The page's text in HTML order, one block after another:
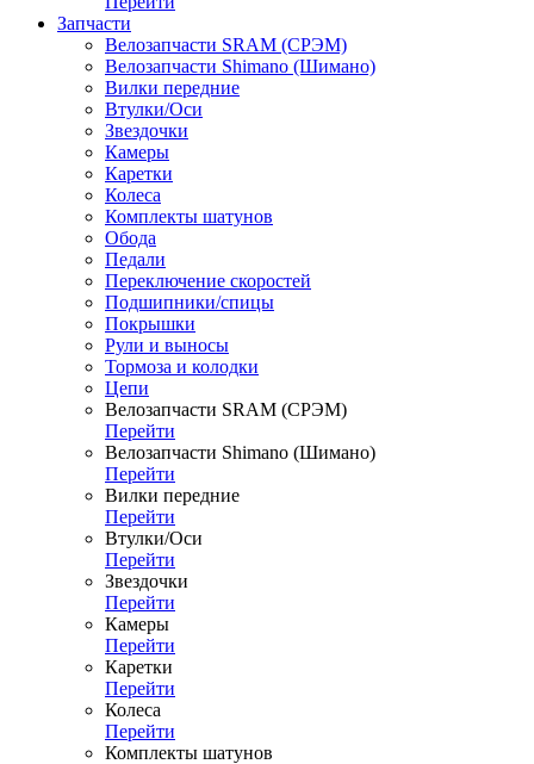
Запчасти
Велозапчасти SRAM (СРЭМ)
Велозапчасти Shimano (Шимано)
Вилки передние
Втулки/Оси
Звездочки
Камеры
Каретки
Колеса
Комплекты шатунов
Обода
Педали
Переключение скоростей
Подшипники/спицы
Покрышки
Рули и выносы
Тормоза и колодки
Цепи
Велозапчасти SRAM (СРЭМ)
Перейти
Велозапчасти Shimano (Шимано)
Перейти
Вилки передние
Перейти
Втулки/Оси
Перейти
Звездочки
Перейти
Камеры
Перейти
Каретки
Перейти
Колеса
Перейти
Комплекты шатунов